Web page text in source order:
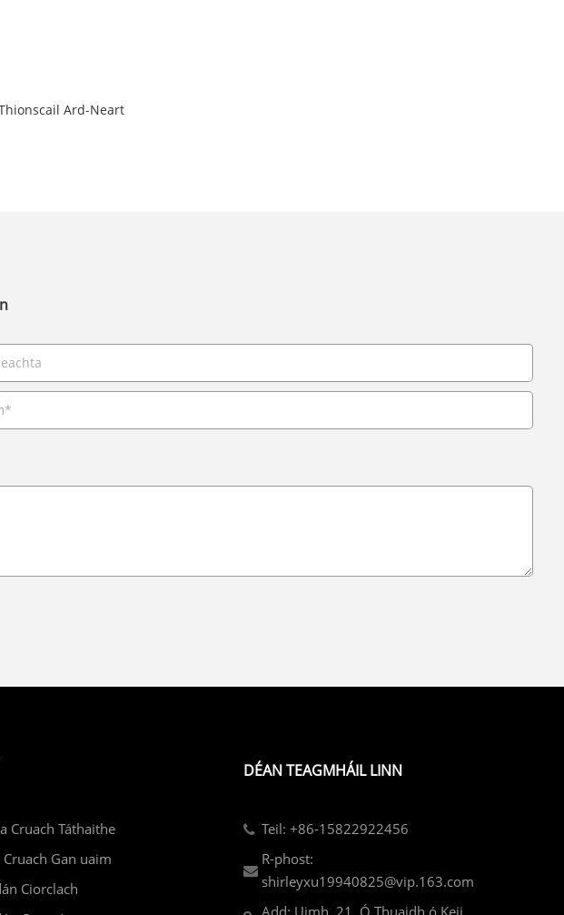
Ard-Neart
Cruach Táthaithe
Cruach Gan uaim
Ciorclach
DÉAN TEAGMHÁIL LINN
Teil: +86-15822922456
R-phost:
shirleyxu19940825@vip.163.com